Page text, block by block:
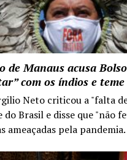
de Manaus acusa
com os índios e teme
Neto criticou a "falta
Brasil e disse que "não
ameaçadas pela